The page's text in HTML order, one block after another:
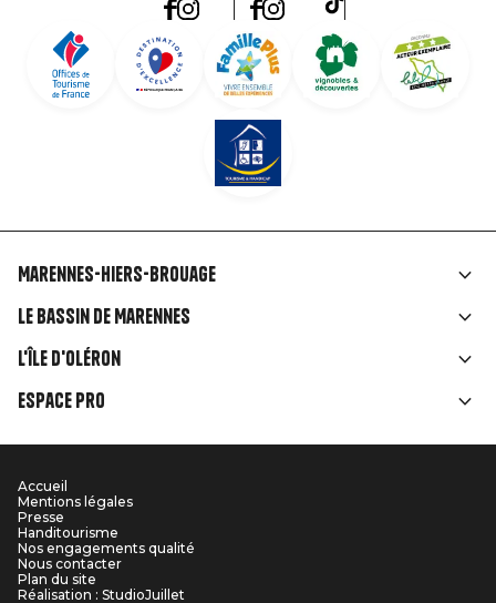
Liens
rubriques
Marennes-Hiers-Brouage
Le Bassin de Marennes
L'île d'Oléron
Espace Pro
Menu
Pied
de
Accueil
Mentions légales
Presse
Handitourisme
Nos engagements qualité
Nous contacter
Plan du site
Réalisation : StudioJuillet